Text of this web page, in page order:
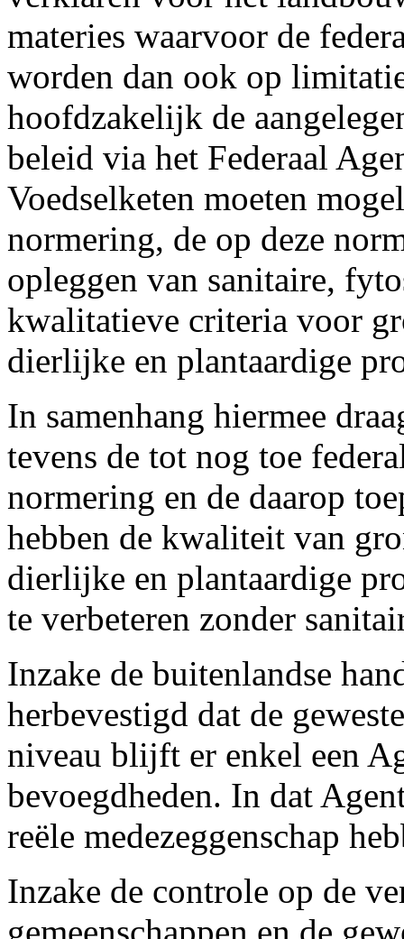
materies waarvoor de
worden dan ook op
hoofdzakelijk de
beleid via het Federaal
Voedselketen moeten
normering, de op deze
opleggen van sanitaire,
kwalitatieve criteria voor
dierlijke en plantaardige
In samenhang hiermee
tevens de tot nog toe
normering en de daarop
hebben de kwaliteit van
dierlijke en plantaardige
te verbeteren zonder
Inzake de buitenlandse
herbevestigd dat de
niveau blijft er enkel een
bevoegdheden. In dat
reële medezeggenschap
Inzake de controle op de
gemeenschappen en de